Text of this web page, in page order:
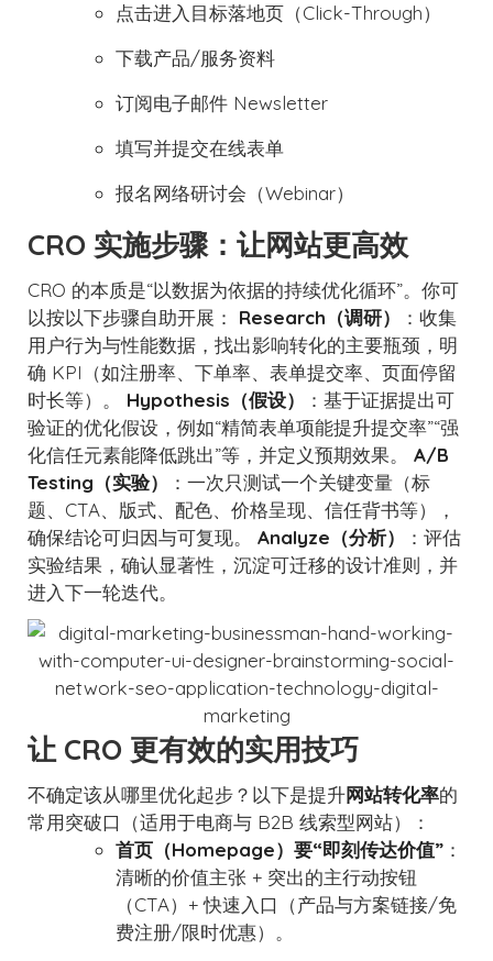
点击进入目标落地页（Click-Through）
下载产品/服务资料
订阅电子邮件 Newsletter
填写并提交在线表单
报名网络研讨会（Webinar）
CRO 实施步骤：让网站更高效
CRO 的本质是“以数据为依据的持续优化循环”。你可
以按以下步骤自助开展： Research（调研）
：收集
用户行为与性能数据，找出影响转化的主要瓶颈，明
确 KPI（如注册率、下单率、表单提交率、页面停留
时长等）。 Hypothesis（假设）
：基于证据提出可
验证的优化假设，例如“精简表单项能提升提交率”“强
化信任元素能降低跳出”等，并定义预期效果。 A/B
Testing（实验）
：一次只测试一个关键变量（标
题、CTA、版式、配色、价格呈现、信任背书等），
确保结论可归因与可复现。 Analyze（分析）
：评估
实验结果，确认显著性，沉淀可迁移的设计准则，并
进入下一轮迭代。
让 CRO 更有效的实用技巧
不确定该从哪里优化起步？以下是提升网站转化率的
常用突破口（适用于电商与 B2B 线索型网站）：
首页（Homepage）要“即刻传达价值” ：
清晰的价值主张 + 突出的主行动按钮
（CTA）+ 快速入口（产品与方案链接/免
费注册/限时优惠）。